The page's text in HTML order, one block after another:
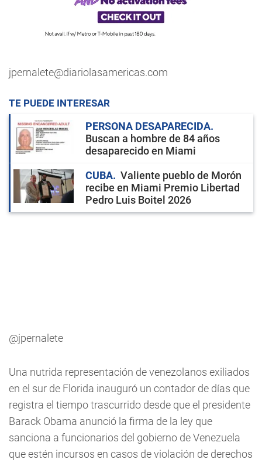
jpernalete@diariolasamericas.com
TE PUEDE INTERESAR
PERSONA DESAPARECIDA
Buscan a hombre de 84 años
desaparecido en Miami
CUBA
Valiente pueblo de Morón
recibe en Miami Premio Libertad
Pedro Luis Boitel 2026
@jpernalete
Una nutrida representación de venezolanos exiliados
en el sur de Florida inauguró un contador de días que
registra el tiempo trascurrido desde que el presidente
Barack Obama anunció la firma de la ley que
sanciona a funcionarios del gobierno de Venezuela
que estén incursos en casos de violación de derechos